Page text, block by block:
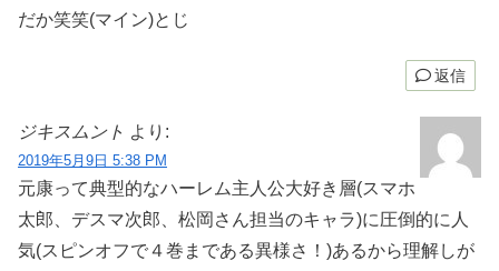
だか笑笑(マイン)とじ
返信
ジキスムント より:
2019年5月9日 5:38 PM
元康って典型的なハーレム主人公大好き層(スマホ
太郎、デスマ次郎、松岡さん担当のキャラ)に圧倒的に人
気(スピンオフで４巻まである異様さ！)あるから理解しが